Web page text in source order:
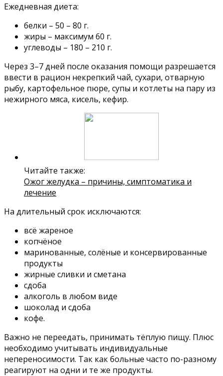
Ежедневная диета:
белки – 50 – 80 г.
жиры – максимум 60 г.
углеводы – 180 – 210 г.
Через 3–7 дней после оказания помощи разрешается
ввести в рацион некрепкий чай, сухари, отварную
рыбу, картофельное пюре, супы и котлеты на пару из
нежирного мяса, кисель, кефир.
Читайте также:
Ожог желудка – причины, симптоматика и
лечение
На длительный срок исключаются:
всё жареное
копчёное
маринованные, солёные и консервированные
продукты
жирные сливки и сметана
сдоба
алкоголь в любом виде
шоколад и сдоба
кофе.
Важно не переедать, принимать тёплую пищу. Плюс
необходимо учитывать индивидуальные
непереносимости. Так как больные часто по-разному
реагируют на одни и те же продукты.